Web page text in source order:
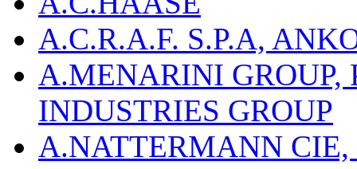
A.C.R.A.F. S.P.A,
A.MENARINI
INDUSTRIES GROUP
A.NATTERMANN